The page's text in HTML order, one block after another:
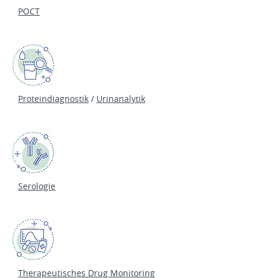
POCT
Proteindiagnostik / Urinanalytik
Serologie
Therapeutisches Drug Monitoring